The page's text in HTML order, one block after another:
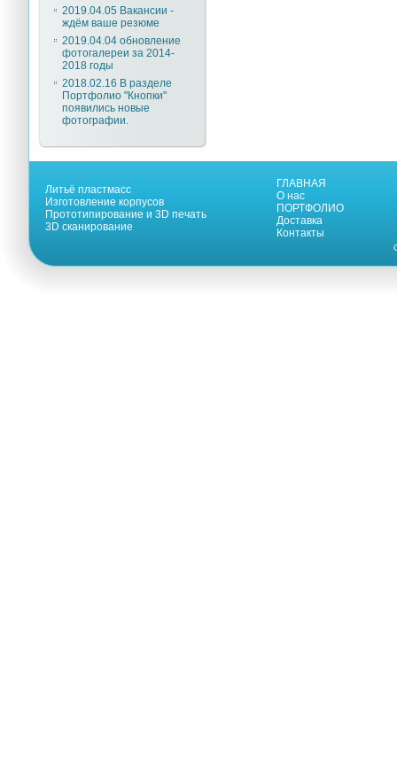
2019.04.05 Вакансии -
ждём ваше резюме
2019.04.04 обновление
фотогалереи за 2014-
2018 годы
2018.02.16 В разделе
Портфолио "Кнопки"
появились новые
фотографии.
Литьё пластмасс
Изготовление корпусов
Прототипирование и 3D печать
3D сканирование
ГЛАВНАЯ
О нас
ПОРТФОЛИО
Доставка
Контакты